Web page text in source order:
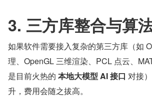
3. 三方库整合与算
如果软件需要接入复杂的第三方库（如
理、OpenGL 三维渲染、PCL 点云、
是目前火热的 本地大模型 AI 接口 对接
升，费用会随之拔高。